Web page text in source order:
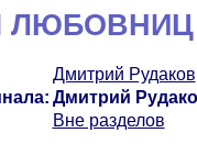
ЛЮБОВНИЦ
Дмитрий Рудаков
Дмитрий
Вне разделов